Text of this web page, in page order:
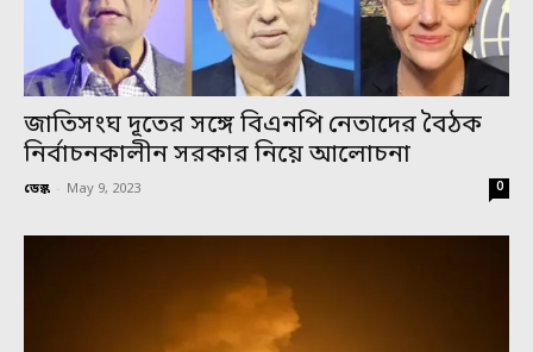
জাতিসংঘ দূতের সঙ্গে বিএনপি নেতাদের বৈঠক
নির্বাচনকালীন সরকার নিয়ে আলোচনা
ডেস্ক - May 9, 2023 0